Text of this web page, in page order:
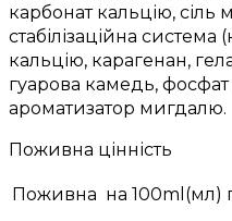
карбонат кальцію, сіль
стабілізаційна система
кальцію, карагенан,
гуарова камедь, фосфат
ароматизатор мигдалю.
Поживна цінність
Поживна на 100ml(мл)